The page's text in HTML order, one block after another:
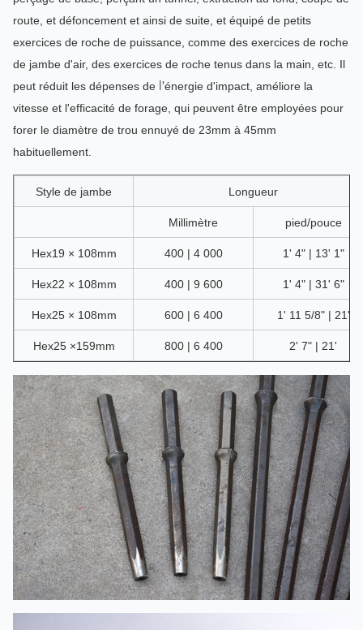
route, et défoncement et ainsi de suite, et équipé de petits
exercices de roche de puissance, comme des exercices de roche
de jambe d'air, des exercices de roche tenus dans la main, etc. Il
peut réduit les dépenses de l'énergie d'impact, améliore la
vitesse et l'efficacité de forage, qui peuvent être employées pour
forer le diamètre de trou ennuyé de 23mm à 45mm
habituellement.
Style de jambe Longueur
Millimètre pied/pouce
Hex19 × 108mm 400 | 4 000 1' 4" | 13' 1"
Hex22 × 108mm 400 | 9 600 1' 4" | 31' 6"
Hex25 × 108mm 600 | 6 400 1' 11 5/8" | 21'
Hex25 ×159mm 800 | 6 400 2' 7" | 21'